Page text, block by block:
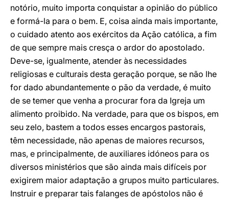
notório, muito importa conquistar a opinião do público
e formá-la para o bem. E, coisa ainda mais importante,
o cuidado atento aos exércitos da Ação católica, a fim
de que sempre mais cresça o ardor do apostolado.
Deve-se, igualmente, atender às necessidades
religiosas e culturais desta geração porque, se não lhe
for dado abundantemente o pão da verdade, é muito
de se temer que venha a procurar fora da Igreja um
alimento proibido. Na verdade, para que os bispos, em
seu zelo, bastem a todos esses encargos pastorais,
têm necessidade, não apenas de maiores recursos,
mas, e principalmente, de auxiliares idóneos para os
diversos ministérios que são ainda mais difíceis por
exigirem maior adaptação a grupos muito particulares.
Instruir e preparar tais falanges de apóstolos não é